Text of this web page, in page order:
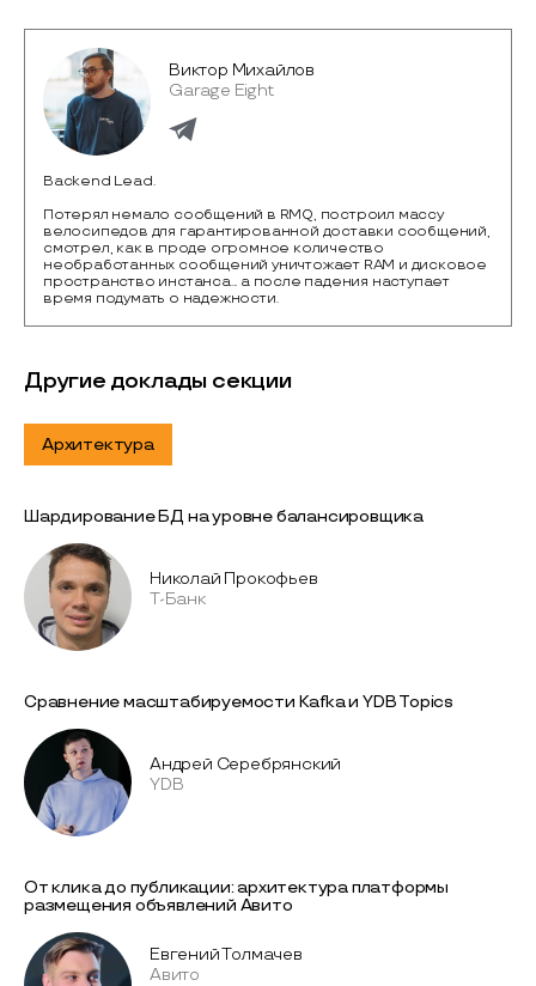
Виктор Михайлов
Garage Eight
Backend Lead.
Потерял немало сообщений в RMQ, построил массу
велосипедов для гарантированной доставки сообщений,
смотрел, как в проде огромное количество
необработанных сообщений уничтожает RAM и дисковое
пространство инстанса... а после падения наступает
время подумать о надежности.
Другие доклады секции
Архитектура
Шардирование БД на уровне балансировщика
Николай Прокофьев
Т-Банк
Сравнение масштабируемости Kafka и YDB Topics
Андрей Серебрянский
YDB
От клика до публикации: архитектура платформы
размещения объявлений Авито
Евгений Толмачев
Авито